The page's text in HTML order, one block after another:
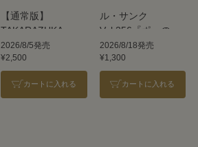
【通常版】
TAKARAZUKA
REVUE 2026
2026/8/5発売
¥2,500
カートに入れる
ル・サンク
Vol.256『ポーの一
族』＜雪組＞
2026/8/18発売
¥1,300
カートに入れる